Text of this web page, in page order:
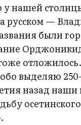
у нашей
русском —
были
выделяю
назад наши